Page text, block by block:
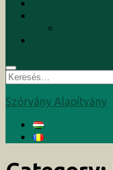
Keresés:
Szórvány Alapítvány